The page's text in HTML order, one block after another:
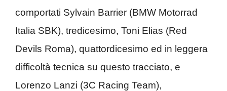
comportati Sylvain Barrier (BMW Motorrad
Italia SBK), tredicesimo, Toni Elias (Red
Devils Roma), quattordicesimo ed in leggera
difficoltà tecnica su questo tracciato, e
Lorenzo Lanzi (3C Racing Team),